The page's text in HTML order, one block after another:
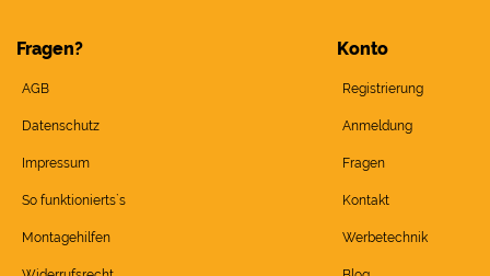
Fragen?
AGB
Datenschutz
Impressum
So funktionierts`s
Montagehilfen
Konto
Registrierung
Anmeldung
Fragen
Kontakt
Werbetechnik